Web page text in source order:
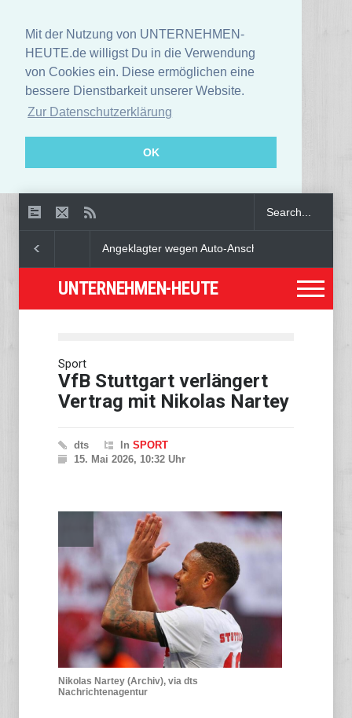
Mit der Nutzung von UNTERNEHMEN-
HEUTE.de willigst Du in die Verwendung
von Cookies ein. Diese ermöglichen eine
bessere Dienstbarkeit unserer Website.
Zur Datenschutzerklärung
OK
Angeklagter wegen Auto-Anschlag in München
UNTERNEHMEN-HEUTE
Sport
VfB Stuttgart verlängert
Vertrag mit Nikolas Nartey
dts In SPORT
15. Mai 2026, 10:32 Uhr
Nikolas Nartey (Archiv), via dts
Nachrichtenagentur